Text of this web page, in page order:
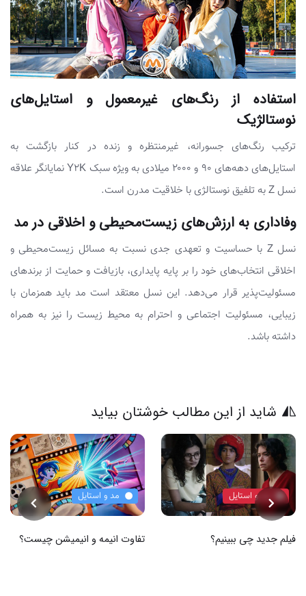
استفاده از رنگ‌های غیرمعمول و استایل‌های
نوستالژیک
ترکیب رنگ‌های جسورانه، غیرمنتظره و زنده در کنار بازگشت به
استایل‌های دهه‌های ۹۰ و ۲۰۰۰ میلادی به ویژه سبک Y2K نمایانگر علاقه
نسل Z به تلفیق نوستالژی با خلاقیت مدرن است.
وفاداری به ارزش‌های زیست‌محیطی و اخلاقی در مد
نسل Z با حساسیت و تعهدی جدی نسبت به مسائل زیست‌محیطی و
اخلاقی انتخاب‌های خود را بر پایه پایداری، بازیافت و حمایت از برندهای
مسئولیت‌پذیر قرار می‌دهد. این نسل معتقد است مد باید همزمان با
زیبایی، مسئولیت اجتماعی و احترام به محیط زیست را نیز به همراه
داشته باشد.
شاید از این مطالب خوشتان بیاید
مد و استایل
فیلم جدید چی ببینیم؟
مد و استایل
تفاوت انیمه و انیمیشن چیست؟